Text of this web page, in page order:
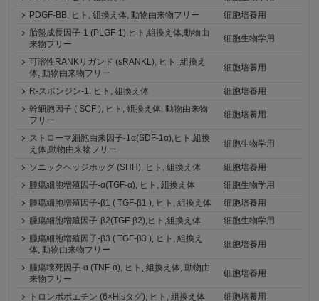
PDGF-BB, ヒト, 組換え体, 動物由来物フリー
細胞培養用
胎盤成長因子-1 (PLGF-1),ヒト,組換え体,動物由
来物フリー
細胞生物学用
可溶性RANKリガンド (sRANKL), ヒト, 組換え
体, 動物由来物フリー
細胞培養用
R-スポンジン-1, ヒト, 組換え体
細胞培養用
幹細胞因子 ( SCF ), ヒト, 組換え体, 動物由来物
フリー
細胞培養用
ストローマ細胞由来因子-1α(SDF-1α),ヒト,組換
え体,動物由来物フリー
細胞生物学用
ソニックヘッジホッグ (SHH), ヒト, 組換え体
細胞培養用
腫瘍細胞増殖因子-α(TGF-α), ヒト, 組換え体
細胞生物学用
腫瘍細胞増殖因子-β1 ( TGF-β1 ), ヒト, 組換え体
細胞培養用
腫瘍細胞増殖因子-β2(TGF-β2),ヒト,組換え体
細胞生物学用
腫瘍細胞増殖因子-β3 ( TGF-β3 ), ヒト, 組換え
体, 動物由来物フリー
細胞培養用
腫瘍壊死因子-α (TNF-α), ヒト, 組換え体, 動物由
来物フリー
細胞培養用
トロンボポエチン (6×Hisタグ), ヒト, 組換え体 細胞培養用